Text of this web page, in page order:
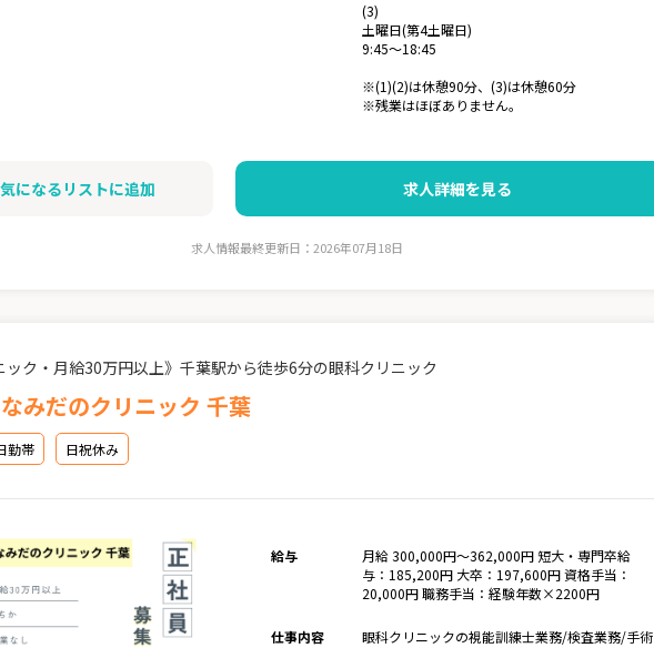
(3)
土曜日(第4土曜日)
9:45～18:45
※(1)(2)は休憩90分、(3)は休憩60分
※残業はほぼありません。
気になるリストに追加 求人詳細を見る
求人情報最終更新日：2026年07月18日
ック・月給30万円以上》千葉駅から徒歩6分の眼科クリニック
みだのクリニック 千葉
勤帯 日祝休み
給与
月給 300,000円～362,000円 短大・専門卒給
与：185,200円 大卒：197,600円 資格手当：
20,000円 職務手当：経験年数×2200円
仕事内容
眼科クリニックの視能訓練士業務/検査業務/手術